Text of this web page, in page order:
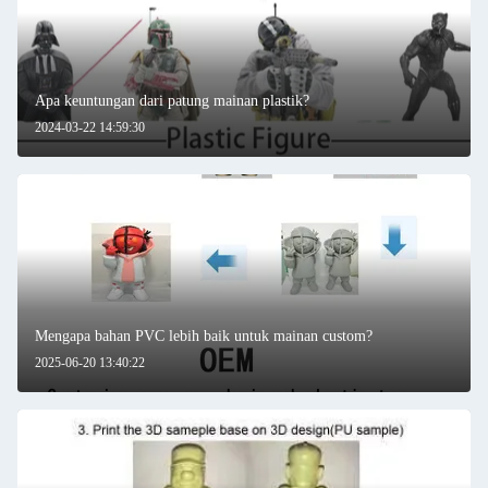
2024-03-22 14:59:30
Apa keuntungan dari patung mainan plastik?
2025-06-20 13:40:22
Mengapa bahan PVC lebih baik untuk mainan custom?